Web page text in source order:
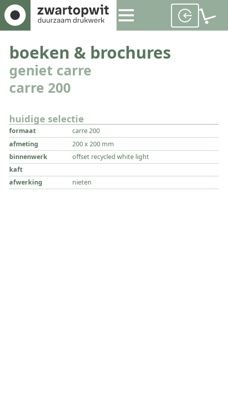
boeken & brochures
geniet carre
carre 200
huidige selectie
formaat
carre 200
afmeting
200 x 200 mm
binnenwerk
offset recycled white light
kaft
afwerking
nieten